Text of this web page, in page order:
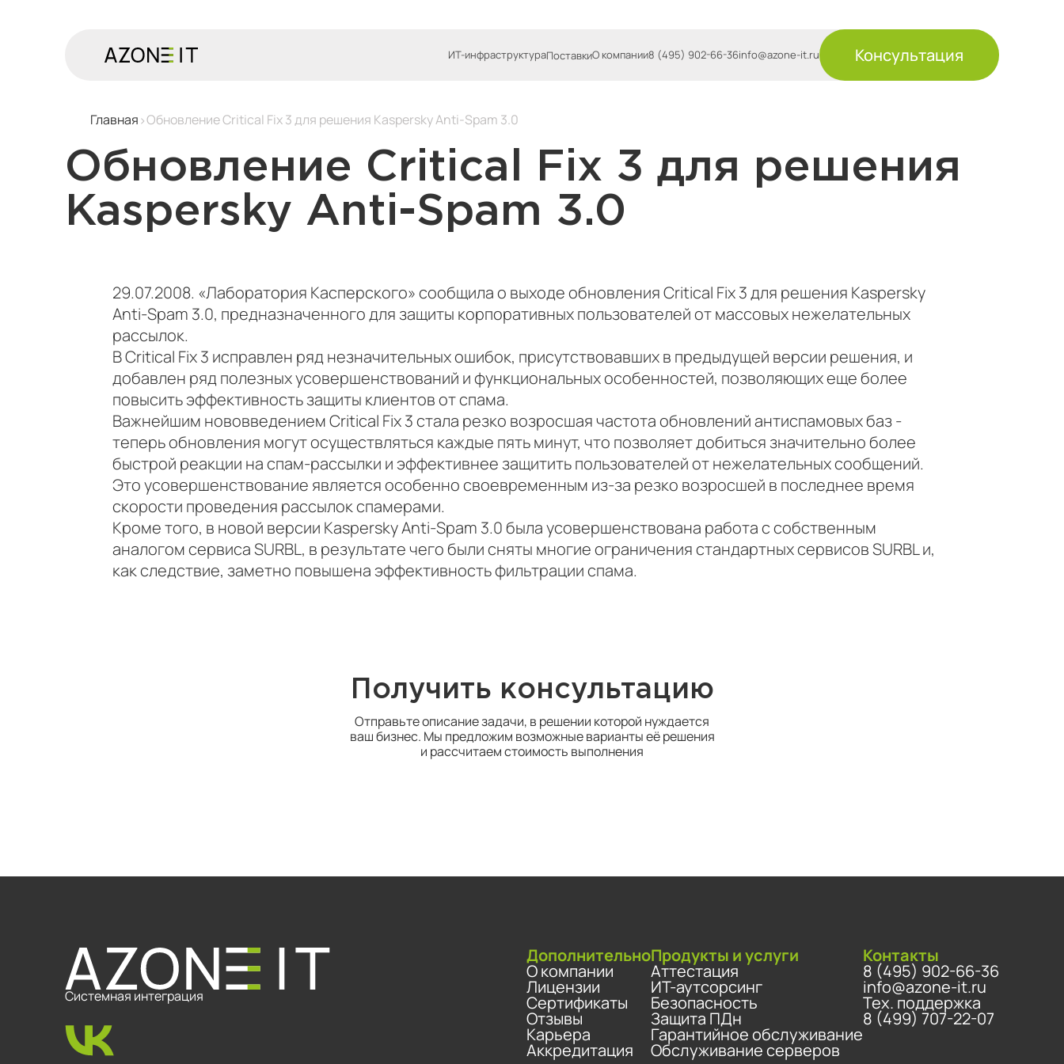
ИТ-инфраструктураПоставкиО компании8 (495) 902-66-36info@azone-it.ru Консультация
Главная Обновление Critical Fix 3 для решения Kaspersky Anti-Spam 3.0
Обновление Critical Fix 3 для решения
Kaspersky Anti-Spam 3.0
29.07.2008. «Лаборатория Касперского» сообщила о выходе обновления Critical Fix 3 для решения Kaspersky
Anti-Spam 3.0, предназначенного для защиты корпоративных пользователей от массовых нежелательных
рассылок.
В Critical Fix 3 исправлен ряд незначительных ошибок, присутствовавших в предыдущей версии решения, и
добавлен ряд полезных усовершенствований и функциональных особенностей, позволяющих еще более
повысить эффективность защиты клиентов от спама.
Важнейшим нововведением Critical Fix 3 стала резко возросшая частота обновлений антиспамовых баз -
теперь обновления могут осуществляться каждые пять минут, что позволяет добиться значительно более
быстрой реакции на спам-рассылки и эффективнее защитить пользователей от нежелательных сообщений.
Это усовершенствование является особенно своевременным из-за резко возросшей в последнее время
скорости проведения рассылок спамерами.
Кроме того, в новой версии Kaspersky Anti-Spam 3.0 была усовершенствована работа с собственным
аналогом сервиса SURBL, в результате чего были сняты многие ограничения стандартных сервисов SURBL и,
как следствие, заметно повышена эффективность фильтрации спама.
Получить консультацию
Отправьте описание задачи, в решении которой нуждается
ваш бизнес. Мы предложим возможные варианты её решения
и рассчитаем стоимость выполнения
Системная интеграция
Дополнительно
О компании
Лицензии
Сертификаты
Отзывы
Карьера
Аккредитация
Продукты и услуги
Аттестация
ИТ-аутсорсинг
Безопасность
Защита ПДн
Гарантийное обслуживание
Обслуживание серверов
Контакты
8 (495) 902-66-36
info@azone-it.ru
Тех. поддержка
8 (499) 707-22-07